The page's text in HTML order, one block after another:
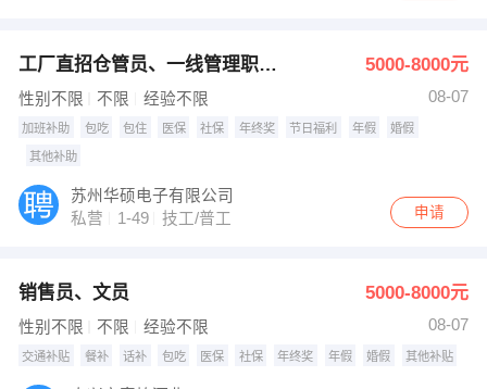
工厂直招仓管员、一线管理职位、生产主管、技术员 5000-8000元
性别不限 不限 经验不限 08-07
加班补助 包吃 包住 医保 社保 年终奖 节日福利 年假 婚假
其他补助
苏州华硕电子有限公司
私营
1-49 技工/普工 申请
销售员、文员 5000-8000元
性别不限 不限 经验不限 08-07
交通补贴 餐补 话补 包吃 医保 社保 年终奖 年假 婚假 其他补贴